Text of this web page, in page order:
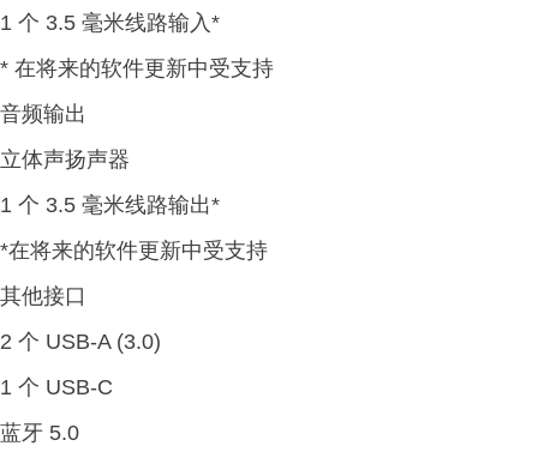
1 个 3.5 毫米线路输入*
* 在将来的软件更新中受支持
音频输出
立体声扬声器
1 个 3.5 毫米线路输出*
*在将来的软件更新中受支持
其他接口
2 个 USB-A (3.0)
1 个 USB-C
蓝牙 5.0